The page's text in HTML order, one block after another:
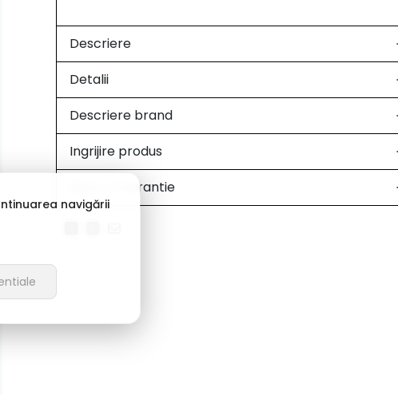
Descriere
Detalii
Descriere brand
Ingrijire produs
Retur si Garantie
navigării